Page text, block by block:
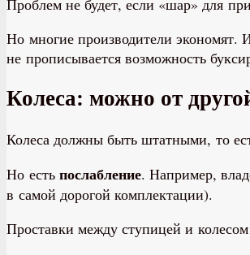
Проблем не будет, если «шар» для
Но многие производители экономят.
не прописывается возможность
Колеса: можно от
Колеса должны быть штатными, то
Но есть послабление. Например,
в самой дорогой комплектации).
Проставки между ступицей и